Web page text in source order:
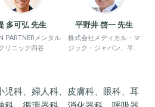
多可弘 先生
PARTNERメンタル
リニック四谷
平野井 啓一 先生
株式会社メディカル・マ
ジック・ジャパン、平野
児科、婦人科、皮膚科、眼科、耳